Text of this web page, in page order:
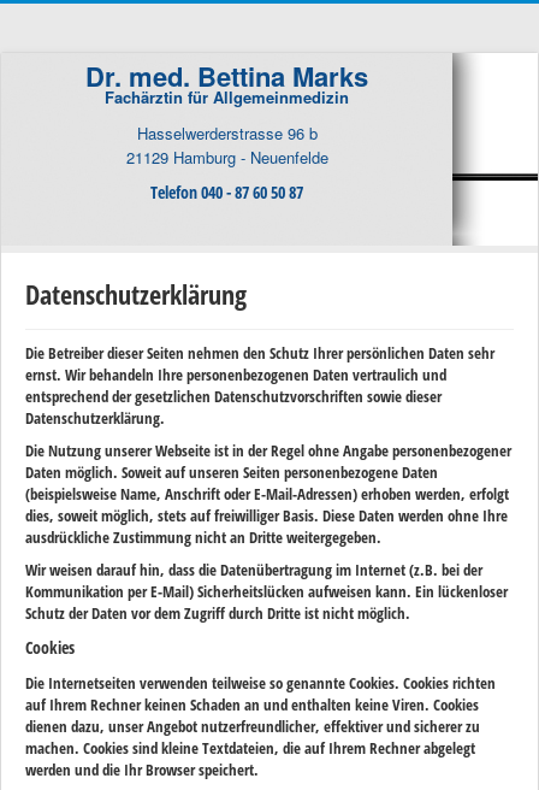
Dr. med. Bettina Marks
Fachärztin für Allgemeinmedizin
Hasselwerderstrasse 96 b
21129 Hamburg - Neuenfelde
Telefon 040 - 87 60 50 87
Datenschutzerklärung
Die Betreiber dieser Seiten nehmen den Schutz Ihrer persönlichen Daten sehr
ernst. Wir behandeln Ihre personenbezogenen Daten vertraulich und
entsprechend der gesetzlichen Datenschutzvorschriften sowie dieser
Datenschutzerklärung.
Die Nutzung unserer Webseite ist in der Regel ohne Angabe personenbezogener
Daten möglich. Soweit auf unseren Seiten personenbezogene Daten
(beispielsweise Name, Anschrift oder E-Mail-Adressen) erhoben werden, erfolgt
dies, soweit möglich, stets auf freiwilliger Basis. Diese Daten werden ohne Ihre
ausdrückliche Zustimmung nicht an Dritte weitergegeben.
Wir weisen darauf hin, dass die Datenübertragung im Internet (z.B. bei der
Kommunikation per E-Mail) Sicherheitslücken aufweisen kann. Ein lückenloser
Schutz der Daten vor dem Zugriff durch Dritte ist nicht möglich.
Cookies
Die Internetseiten verwenden teilweise so genannte Cookies. Cookies richten
auf Ihrem Rechner keinen Schaden an und enthalten keine Viren. Cookies
dienen dazu, unser Angebot nutzerfreundlicher, effektiver und sicherer zu
machen. Cookies sind kleine Textdateien, die auf Ihrem Rechner abgelegt
werden und die Ihr Browser speichert.